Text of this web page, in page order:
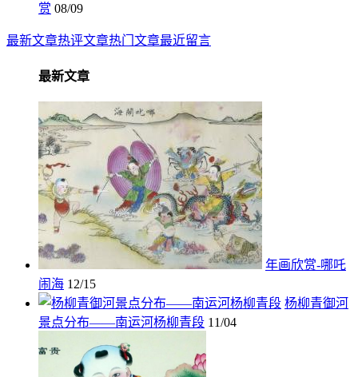
赏 08/09
最新文章热评文章热门文章最近留言
最新文章
年画欣赏-哪吒
闹海 12/15
杨柳青御河
景点分布——南运河杨柳青段 11/04